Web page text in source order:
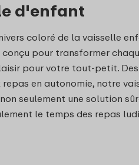
d'enfant
coloré de la vaisselle
pour transformer
pour votre tout-petit.
repas en autonomie, notre
seulement une solution
le temps des repas